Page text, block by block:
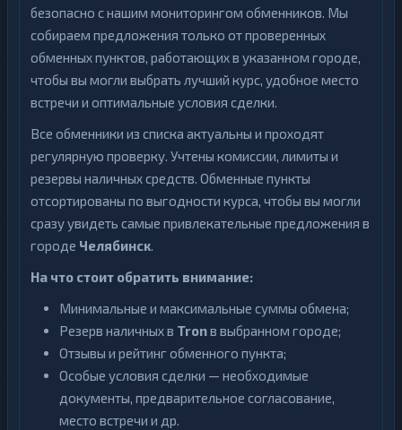
безопасно с нашим мониторингом обменников. Мы
собираем предложения только от проверенных
обменных пунктов, работающих в указанном городе,
чтобы вы могли выбрать лучший курс, удобное место
встречи и оптимальные условия сделки.
Все обменники из списка актуальны и проходят
регулярную проверку. Учтены комиссии, лимиты и
резервы наличных средств. Обменные пункты
отсортированы по выгодности курса, чтобы вы могли
сразу увидеть самые привлекательные предложения в
городе Челябинск.
На что стоит обратить внимание:
Минимальные и максимальные суммы обмена;
Резерв наличных в Tronв выбранном городе;
Отзывы и рейтинг обменного пункта;
Особые условия сделки — необходимые
документы, предварительное согласование,
место встречи и др.